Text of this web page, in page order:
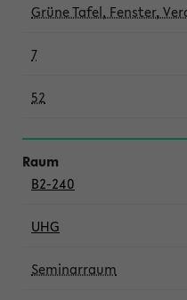
Grüne Tafel, Fenster,
7
52
B2-240
UHG
Seminarraum